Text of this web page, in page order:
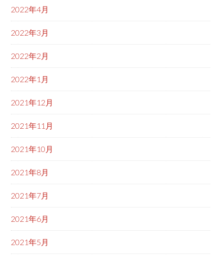
2022年4月
2022年3月
2022年2月
2022年1月
2021年12月
2021年11月
2021年10月
2021年8月
2021年7月
2021年6月
2021年5月